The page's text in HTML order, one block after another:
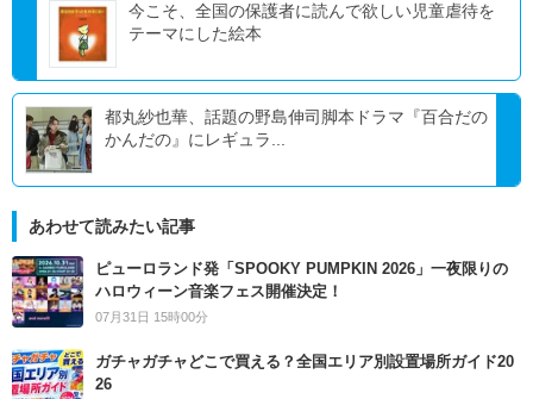
今こそ、全国の保護者に読んで欲しい児童虐待を
テーマにした絵本
都丸紗也華、話題の野島伸司脚本ドラマ『百合だの
かんだの』にレギュラ...
あわせて読みたい記事
ピューロランド発「SPOOKY PUMPKIN 2026」一夜限りの
ハロウィーン音楽フェス開催決定！
07月31日 15時00分
ガチャガチャどこで買える？全国エリア別設置場所ガイド20
26